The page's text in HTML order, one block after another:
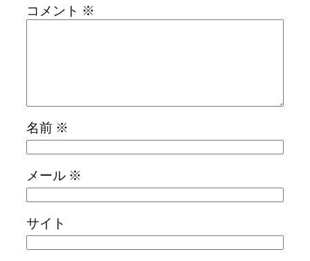
コメント ※
名前 ※
メール ※
サイト